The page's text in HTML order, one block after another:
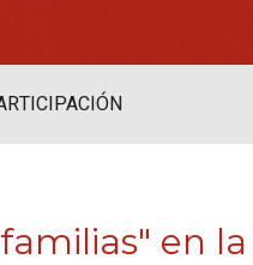
en